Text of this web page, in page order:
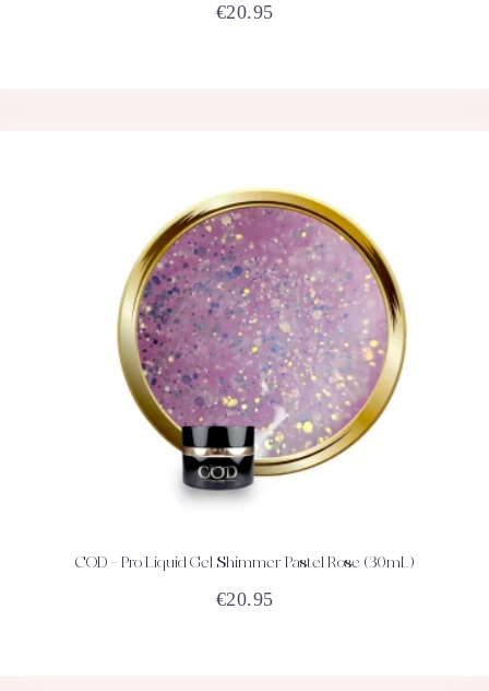
€20.95
ACHETEZ DÉTAILS
COD – Pro Liquid Gel Shimmer Pastel Rose (30mL)
€20.95